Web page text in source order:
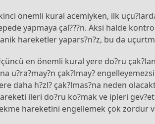
önemli kural acemiyken, ilk
yapmaya çal???n. Aksi halde
hareketler yapars?n?z, bu da
en önemli kural yere do?ru
u?ra?may?n çak?lmay?
daha h?zl? çak?lmas?na neden
ileri do?ru ko?mak ve ipleri
hareketini engellemek çok zordur